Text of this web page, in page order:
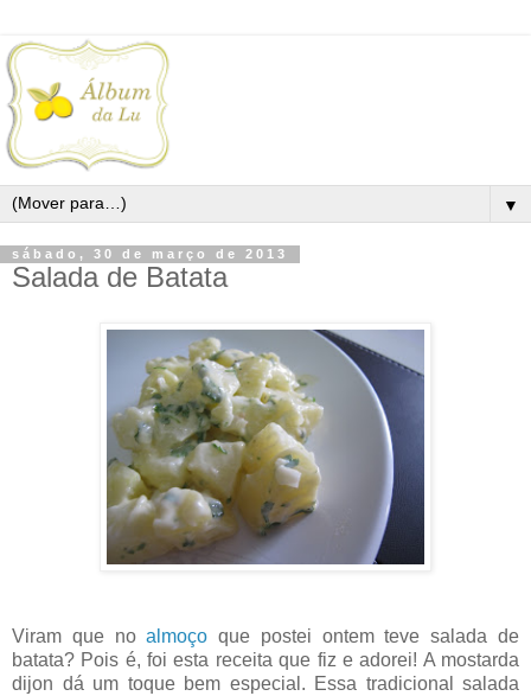
▼
sábado, 30 de março de 2013
Salada de Batata
Viram que noalmoço que postei ontem teve salada de
batata? Pois é, foi esta receita que fiz e adorei! A mostarda
dijon dá um toque bem especial. Essa tradicional salada